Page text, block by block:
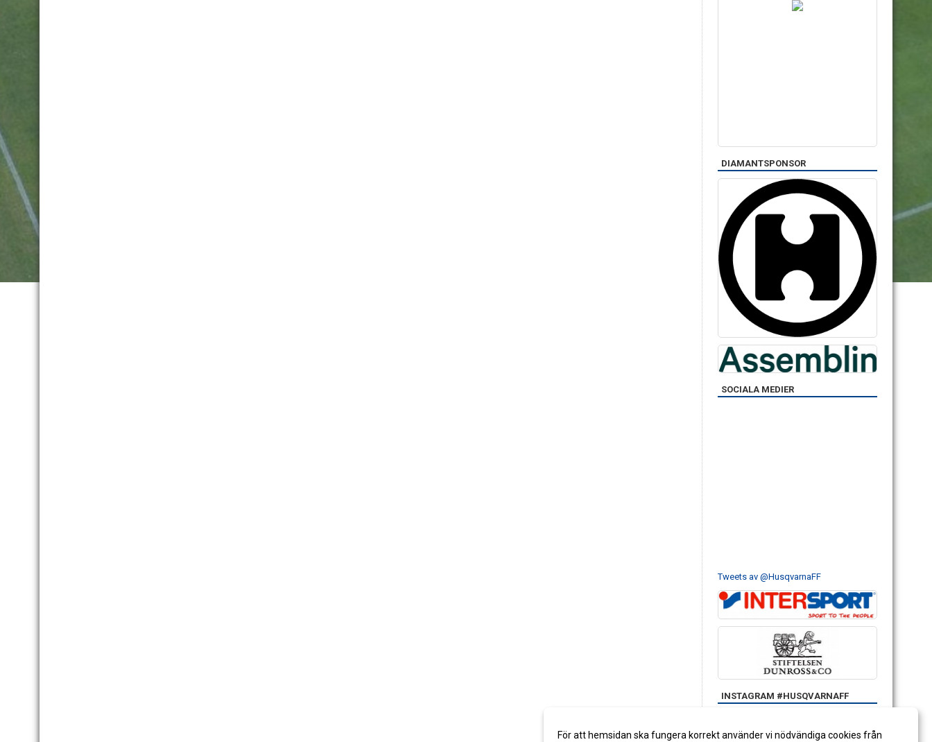
DIAMANTSPONSOR
SOCIALA MEDIER
Tweets av @HusqvarnaFF
INSTAGRAM #HUSQVARNAFF
För att hemsidan ska fungera korrekt använder vi nödvändiga cookies från